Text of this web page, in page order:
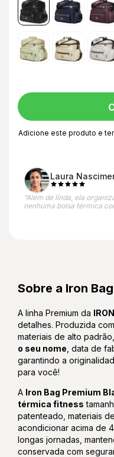
Adicione este produto e
Laura
“Além de linda, ela
nenhuma bolsa térmica
Sobre a Iron
A linha Premium da
detalhes. Produzida
materiais de alto
o seu nome , data de
garantindo a
para você!
A Iron Bag Premium
térmica fitness
patenteado, materiais
acondicionar acima de
longas jornadas,
conservada com